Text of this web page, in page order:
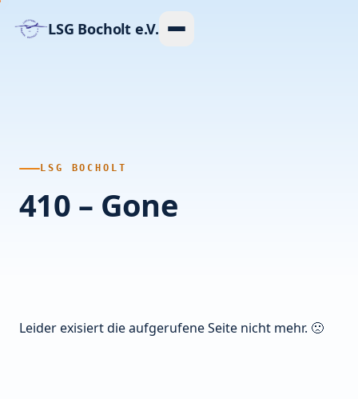
LSG Bocholt e.V.
LS3
LSG BOCHOLT
410 – Gone
Leider exisiert die aufgerufene Seite nicht mehr. 🙁